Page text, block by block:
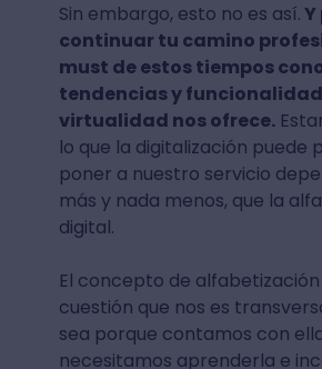
Sin embargo, esto no es así.
continuar tu camino
must de estos tiempos
tendencias y
virtualidad nos ofrece.
lo que la digitalización puede
poner a nuestro servicio
más y nada menos, que la
digital.
El concepto de
cuestión que nos es
sea porque contamos con
necesitamos aprenderla e